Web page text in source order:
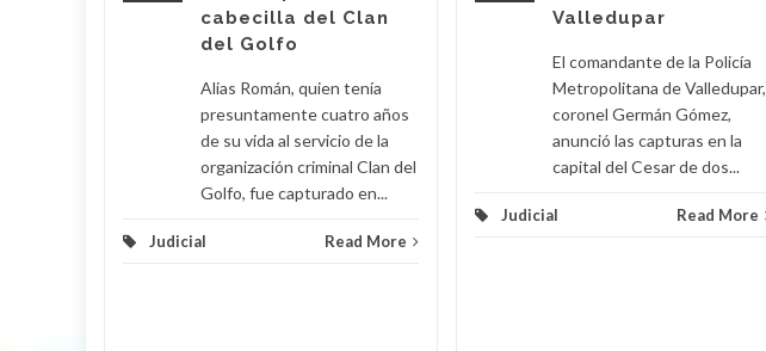
cabecilla del Clan
del Golfo
Alias Román, quien tenía
presuntamente cuatro años
de su vida al servicio de la
organización criminal Clan del
Golfo, fue capturado en...
Judicial Read More
Valledupar
El comandante de la Policía
Metropolitana de Valledupar,
coronel Germán Gómez,
anunció las capturas en la
capital del Cesar de dos...
Judicial Read More